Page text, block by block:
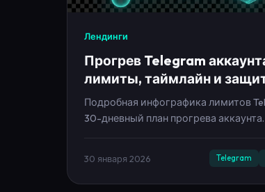
Лендинги
Прогрев Telegram
лимиты, таймлайн и
бана
Подробная инфографика лимитов
30-дневный план прогрева
30 января 2026 Telegram